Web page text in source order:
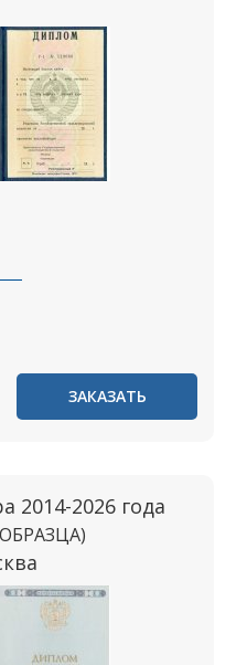
ЗАКАЗАТЬ
2014-2026 года